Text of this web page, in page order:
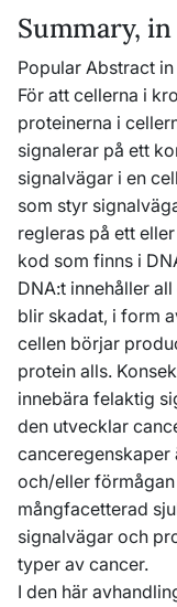
Summary,
Popular Abstract
För att cellerna i
proteinerna i
signalerar på ett
signalvägar i en
som styr
regleras på ett
kod som finns i
DNA:t innehåller
blir skadat, i form
cellen börjar
protein alls.
innebära felaktig
den utvecklar
och/eller
mångfacetterad
signalvägar och
typer av cancer.
I den här